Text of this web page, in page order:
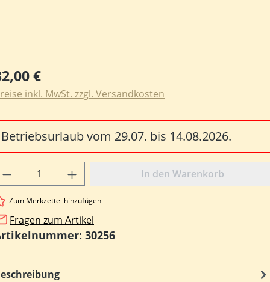
Preis:
€
inkl. MwSt. zzgl. Versandkosten
Betriebsurlaub vom 29.07. bis 14.08.2026.
Anzahl: Gib den gewünschten
In den Warenkorb
Zum Merkzettel hinzufügen
Fragen zum Artikel
30256